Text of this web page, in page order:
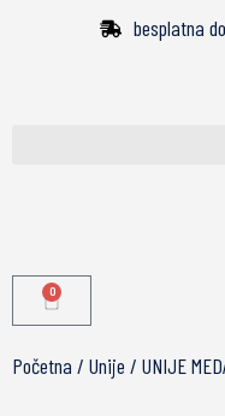
besplatna
0
Početna / Unije / UNIJE